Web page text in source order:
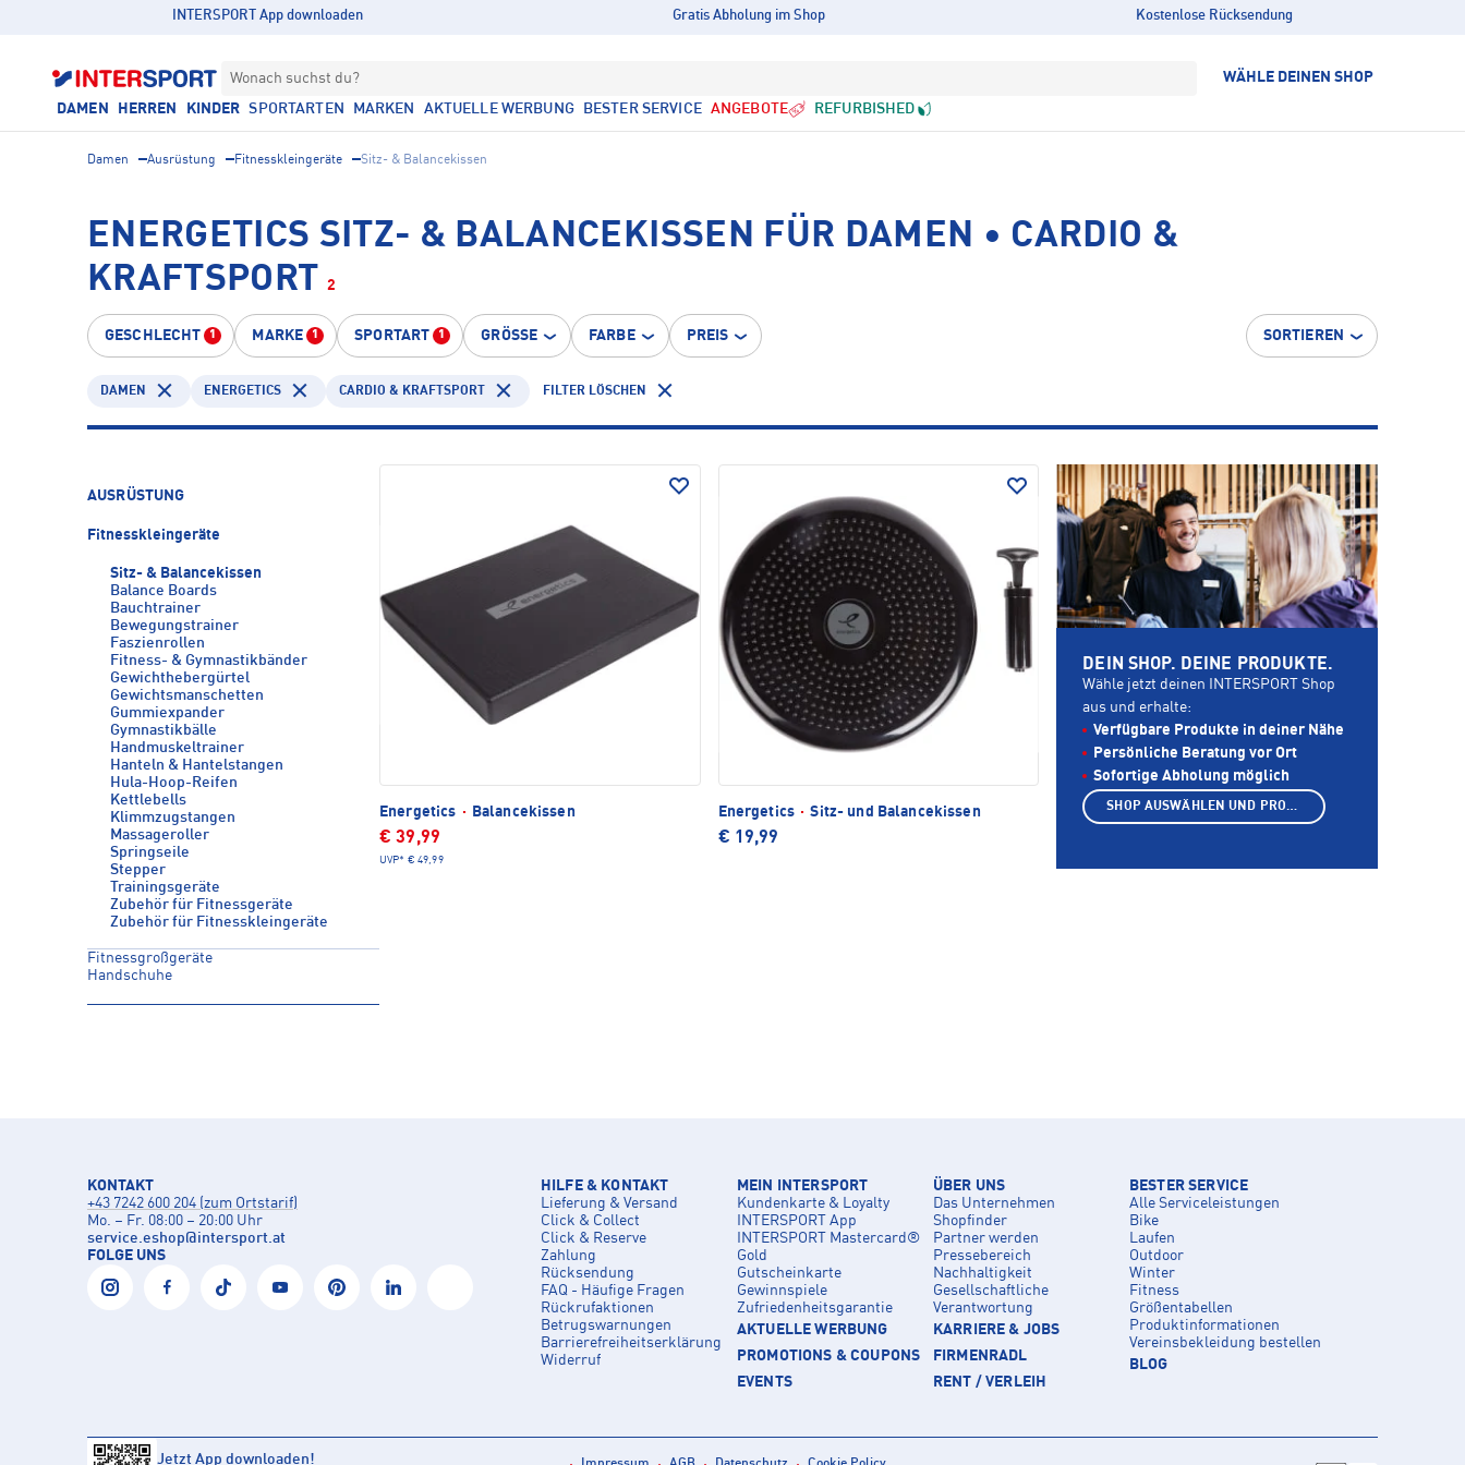
INTERSPORT App downloaden Gratis Abholung im Shop Kostenlose Rücksendung
Wonach suchst du? WÄHLE DEINEN SHOP
DAMEN HERREN KINDER SPORTARTEN MARKEN AKTUELLE WERBUNG BESTER SERVICE ANGEBOTE REFURBISHED
Damen Ausrüstung Fitnesskleingeräte Sitz- & Balancekissen
ENERGETICS SITZ- & BALANCEKISSEN FÜR DAMEN • CARDIO &
KRAFTSPORT
2
GESCHLECHT 1 MARKE 1 SPORTART 1 GRÖSSE FARBE PREIS SORTIEREN
DAMEN ENERGETICS CARDIO & KRAFTSPORT FILTER LÖSCHEN
AUSRÜSTUNG
Fitnesskleingeräte
Sitz- & Balancekissen
Balance Boards
Bauchtrainer
Bewegungstrainer
Faszienrollen
Fitness- & Gymnastikbänder
Gewichthebergürtel
Gewichtsmanschetten
Gummiexpander
Gymnastikbälle
Handmuskeltrainer
Hanteln & Hantelstangen
Hula-Hoop-Reifen
Kettlebells
Klimmzugstangen
Massageroller
Springseile
Stepper
Trainingsgeräte
Zubehör für Fitnessgeräte
Zubehör für Fitnesskleingeräte
Fitnessgroßgeräte
Handschuhe
Energetics · Balancekissen
€ 39,99
UVP* € 49,99
Energetics · Sitz- und Balancekissen
€ 19,99
DEIN SHOP. DEINE PRODUKTE.
Wähle jetzt deinen INTERSPORT Shop
aus und erhalte:
Verfügbare Produkte in deiner Nähe
Persönliche Beratung vor Ort
Sofortige Abholung möglich
SHOP AUSWÄHLEN UND PRODUKTE ANZEIGEN
KONTAKT
+43 7242 600 204 (zum Ortstarif)
Mo. – Fr. 08:00 – 20:00 Uhr
service.eshop@intersport.at
FOLGE UNS
HILFE & KONTAKT
Lieferung & Versand
Click & Collect
Click & Reserve
Zahlung
Rücksendung
FAQ - Häufige Fragen
Rückrufaktionen
Betrugswarnungen
Barrierefreiheitserklärung
Widerruf
MEIN INTERSPORT
Kundenkarte & Loyalty
INTERSPORT App
INTERSPORT Mastercard®
Gold
Gutscheinkarte
Gewinnspiele
Zufriedenheitsgarantie
AKTUELLE WERBUNG
PROMOTIONS & COUPONS
EVENTS
ÜBER UNS
Das Unternehmen
Shopfinder
Partner werden
Pressebereich
Nachhaltigkeit
Gesellschaftliche
Verantwortung
KARRIERE & JOBS
FIRMENRADL
RENT / VERLEIH
BESTER SERVICE
Alle Serviceleistungen
Bike
Laufen
Outdoor
Winter
Fitness
Größentabellen
Produktinformationen
Vereinsbekleidung bestellen
BLOG
Jetzt App downloaden!